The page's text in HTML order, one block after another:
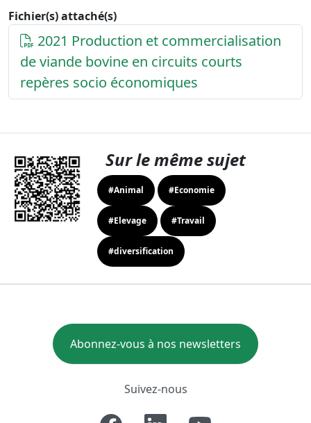
Fichier(s) attaché(s)
2021 Production et commercialisation
de viande bovine en circuits courts
repères socio économiques
Sur le même sujet
#Animal #Economie
#Elevage #Travail
#diversification
Abonnez-vous à nos newsletters
Suivez-nous